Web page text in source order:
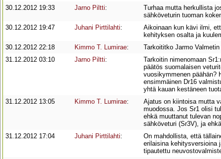
30.12.2012 19:33
Jarno Piltti:
Turhaa mutta herkullista
sähköveturin tuoman
30.12.2012 19:47
Juhani Pirttilahti:
Aikoinaan kun kävi ilmi,
kehityksen osalta ja
30.12.2012 22:18
Kimmo T. Lumirae:
Tarkoititko Jarmo
31.12.2012 03:10
Jarno Piltti:
Tarkoitin nimenomaan
päätös suomalaisen
vuosikymmenen päähän?
ensimmäinen Dr16
yhtä kauan kestäneen
31.12.2012 13:05
Kimmo T. Lumirae:
Ajatus on kiintoisa mutta
muodossa. Jos Sr1 olisi
ehkä muuttanut tulevan
sähköveturi (Sr3V), ja
31.12.2012 17:04
Juhani Pirttilahti:
On mahdollista, että
erilaisina kehitysversioina
tipautettu